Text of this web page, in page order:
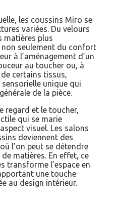
les coussins Miro se
variées. Du velours
matières plus
seulement du confort
à l’aménagement d’un
au toucher ou, à
certains tissus,
unique qui
de la pièce.
regard et le toucher,
qui se marie
visuel. Les salons
deviennent des
l’on peut se détendre
matières. En effet, ce
transforme l’espace en
une touche
au design intérieur.